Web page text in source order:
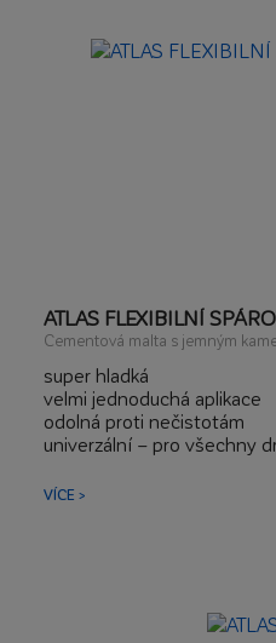
ATLAS FLEXIBILNÍ
Cementová malta s jemným
super hladká
velmi jednoduchá aplikace
odolná proti nečistotám
univerzální – pro všechny
biorezistentní*
VÍCE >